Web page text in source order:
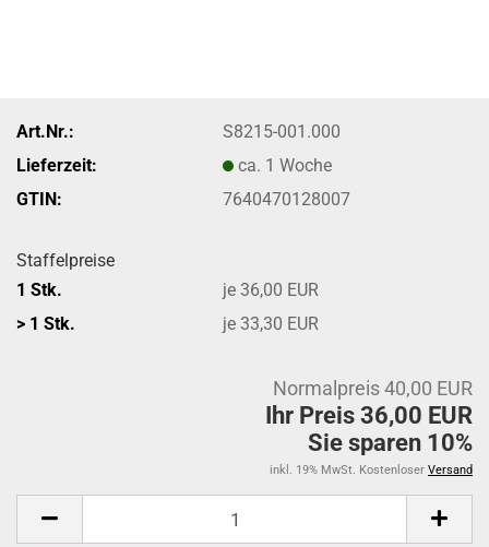
Art.Nr.:
S8215-001.000
Lieferzeit:
ca. 1 Woche
GTIN:
7640470128007
Staffelpreise
1 Stk.
je 36,00 EUR
> 1 Stk.
je 33,30 EUR
Normalpreis 40,00 EUR
Ihr Preis 36,00 EUR
Sie sparen 10%
inkl. 19% MwSt. Kostenloser Versand